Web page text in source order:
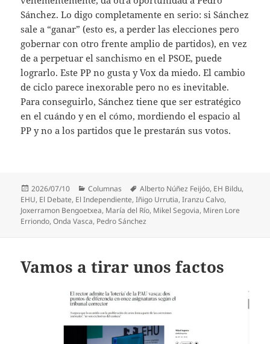
Sánchez. Lo digo completamente en serio: si Sánchez
sale a “ganar” (esto es, a perder las elecciones pero
gobernar con otro frente amplio de partidos), en vez
de a perpetuar el sanchismo en el PSOE, puede
lograrlo. Este PP no gusta y Vox da miedo. El cambio
de ciclo parece inexorable pero no es inevitable.
Para conseguirlo, Sánchez tiene que ser estratégico
en el cuándo y en el cómo, mordiendo el espacio al
PP y no a los partidos que le prestarán sus votos.
Publicado
el
2026/07/10 Categorías
Columnas Etiquetas
Alberto Núñez Feijóo, EH Bildu,
EHU, El Debate, El Independiente,Iñigo Urrutia,Iranzu Calvo,
Joxerramon Bengoetxea, María del Río, Mikel Segovia, Miren Lore
Erriondo,Onda Vasca, Pedro Sánchez
Vamos a tirar unos factos